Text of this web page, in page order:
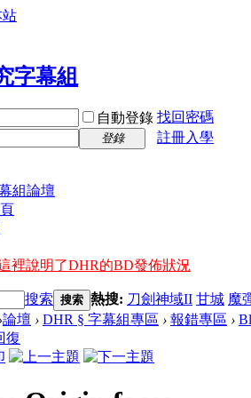
站
自動登錄 找回密碼
登錄
註冊入學
組論壇
裡說明了DHR的BD發佈狀況
搜索 搜索 熱搜: 刀劍神域II 甘城 魔
論壇 › DHR § 字幕組專區 › 報錯專區 ›